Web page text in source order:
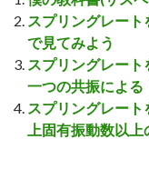
スプリングレー
で見てみよう
スプリングレー
一つの共振による
スプリングレー
上固有振動数以上